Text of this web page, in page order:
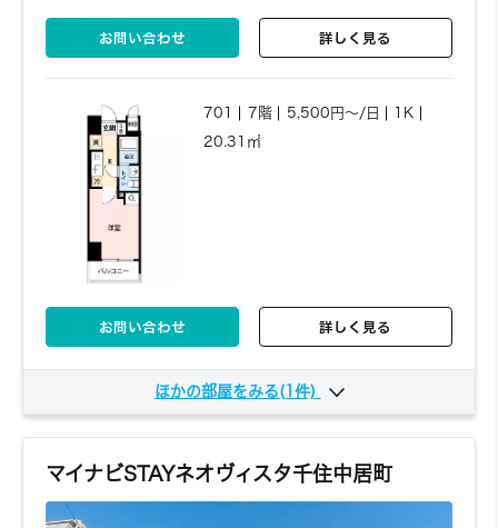
お問い合わせ 詳しく見る
701 7階 5,500円～/日
1K
20.31㎡
お問い合わせ 詳しく見る
ほかの部屋をみる(1件)
マイナビSTAYネオヴィスタ千住中居町